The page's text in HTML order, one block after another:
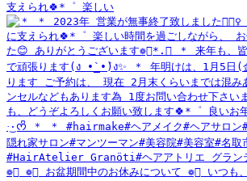
支えられ🍀*゜ 楽しい
❁⃘ ❁⃘ お盆期間中のお休みについて ❁⃘ いつも、